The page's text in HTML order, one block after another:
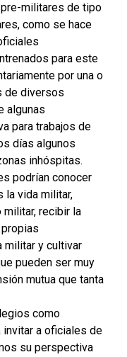
militares de tipo
como se hace
para este
por una o
de diversos
algunas
para trabajos de
días algunos
inhóspitas.
podrían conocer
la vida militar,
militar, recibir la
militar y cultivar
pueden ser muy
mutua que tanta
como
a oficiales de
su perspectiva